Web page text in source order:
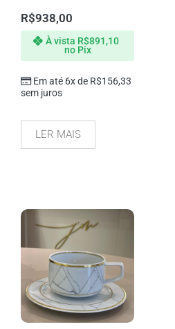
R$938,00
Em até 6x de R$156,33
sem juros
À vista R$891,10
no Pix
LER MAIS